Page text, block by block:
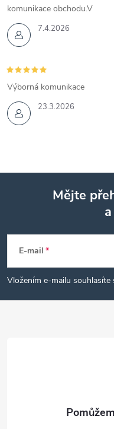
7.4.2026
komunikace obchodu.V
23.3.2026
Výborná komunikace
p
a
Mějte
E-mail
Vložením e-mailu souhlasíte